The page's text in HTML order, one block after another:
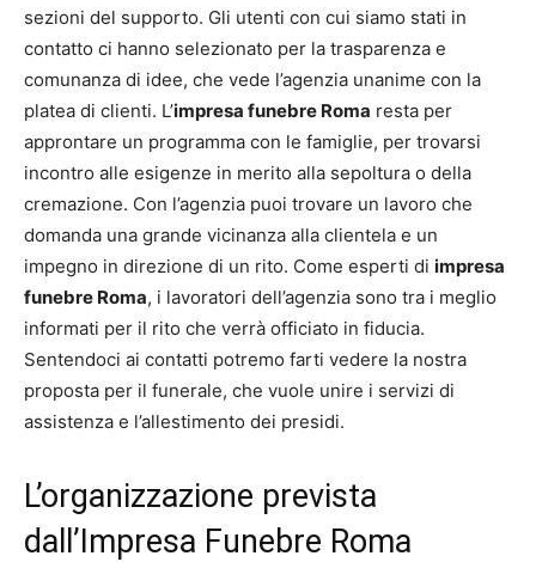
sezioni del supporto. Gli utenti con cui siamo stati in
contatto ci hanno selezionato per la trasparenza e
comunanza di idee, che vede l’agenzia unanime con la
platea di clienti. L’impresa funebre Roma resta per
approntare un programma con le famiglie, per trovarsi
incontro alle esigenze in merito alla sepoltura o della
cremazione. Con l’agenzia puoi trovare un lavoro che
domanda una grande vicinanza alla clientela e un
impegno in direzione di un rito. Come esperti di impresa
funebre Roma, i lavoratori dell’agenzia sono tra i meglio
informati per il rito che verrà officiato in fiducia.
Sentendoci ai contatti potremo farti vedere la nostra
proposta per il funerale, che vuole unire i servizi di
assistenza e l’allestimento dei presidi.
L’organizzazione prevista
dall’Impresa Funebre Roma